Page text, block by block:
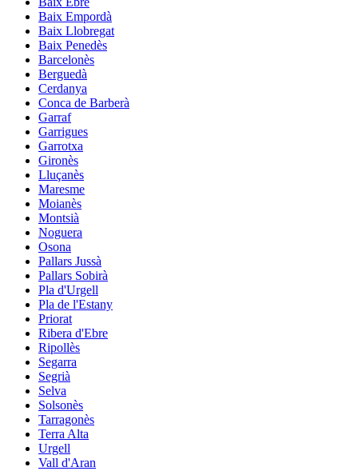
Baix Empordà
Baix Llobregat
Baix Penedès
Barcelonès
Berguedà
Cerdanya
Conca de Barberà
Garraf
Garrigues
Garrotxa
Gironès
Lluçanès
Maresme
Moianès
Montsià
Noguera
Osona
Pallars Jussà
Pallars Sobirà
Pla d'Urgell
Pla de l'Estany
Priorat
Ribera d'Ebre
Ripollès
Segarra
Segrià
Selva
Solsonès
Tarragonès
Terra Alta
Urgell
Vall d'Aran